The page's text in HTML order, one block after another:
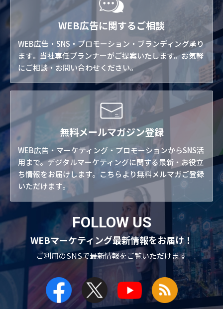
WEB広告に関するご相談
WEB広告・SNS・プロモーション・ブランディング承り
ます。当社専任プランナーがご提案いたします。お気軽
にご相談・お問い合わせください。
無料メールマガジン登録
WEB広告・マーケティング・プロモーションからSNS活
用まで。デジタルマーケティングに関する最新・お役立
ち情報をお届けします。こちらより無料メルマガご登録
いただけます。
FOLLOW US
WEBマーケティング最新情報をお届け！
ご利用のSNSで最新情報をご覧いただけます